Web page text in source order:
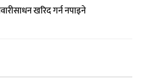
खरिद गर्न नपाइने